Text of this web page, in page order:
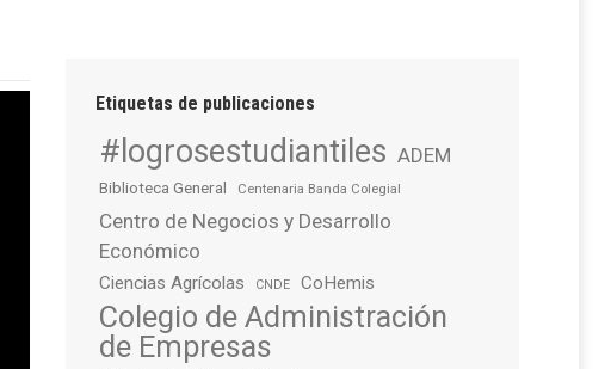
Etiquetas de publicaciones
#logrosestudiantiles ADEM
Biblioteca General Centenaria Banda Colegial
Centro de Negocios y Desarrollo
Económico
Ciencias Agrícolas CNDE CoHemis
Colegio de Administración
de Empresas